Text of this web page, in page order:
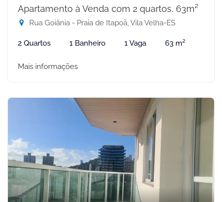
Apartamento à Venda com 2 quartos, 63m²
Rua Goiânia - Praia de Itapoã, Vila Velha-ES
2 Quartos 1 Banheiro 1 Vaga 63 m²
Mais informações